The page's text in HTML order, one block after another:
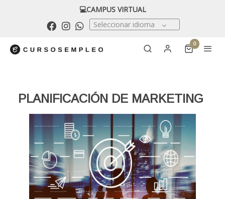
💻CAMPUS VIRTUAL
Seleccionar idioma
0
PLANIFICACIÓN DE MARKETING